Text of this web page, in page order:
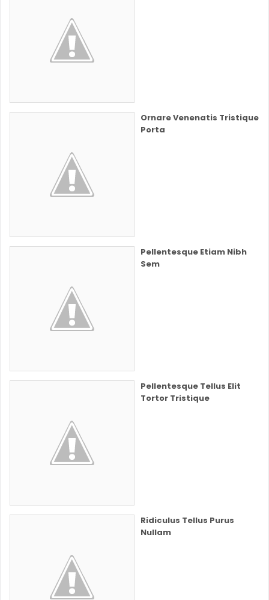
Ornare Venenatis Tristique
Porta
Pellentesque Etiam Nibh
Sem
Pellentesque Tellus Elit
Tortor Tristique
Ridiculus Tellus Purus
Nullam